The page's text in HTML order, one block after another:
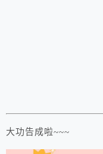
大功告成啦~~~